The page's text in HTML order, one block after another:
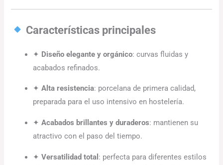
Características principales
✦ Diseño elegante y orgánico: curvas fluidas y
acabados refinados.
✦Alta resistencia: porcelana de primera calidad,
preparada para el uso intensivo en hostelería.
✦Acabados brillantes y duraderos: mantienen su
atractivo con el paso del tiempo.
✦Versatilidad total : perfecta para diferentes estilos